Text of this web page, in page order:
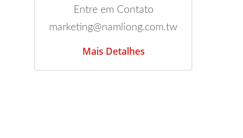
Entre em Contato
marketing@namliong.com.tw
Mais Detalhes